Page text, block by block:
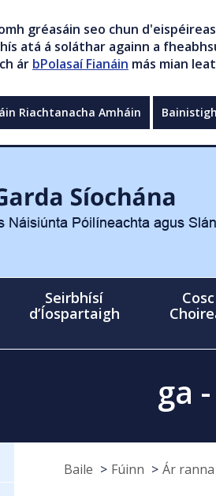
gréasáin seo chun
atá á soláthar againn a
ár bPolasaí Fianáin más mian
Riachtanacha Amháin
Seirbhísí
d’Íospartaigh
ga
Baile Fúinn Ár ranna